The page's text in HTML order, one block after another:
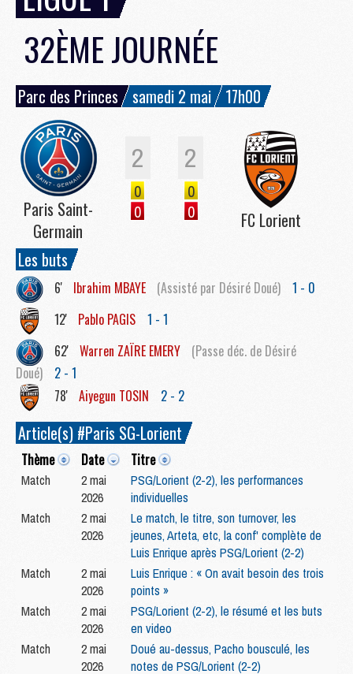
32ÈME JOURNÉE
Parc des Princes samedi 2 mai 17h00
Paris Saint-
Germain
2 2
0
0
0
0
FC Lorient
Les buts
6' Ibrahim MBAYE (Assisté par Désiré Doué)
1 - 0
12'
Pablo PAGIS
1 - 1
62' Warren ZAÏRE EMERY
(Passe déc. de Désiré
Doué)
2 - 1
78' Aiyegun TOSIN 2 - 2
Article(s) #Paris SG-Lorient
Thème Date Titre
Match
2 mai
2026
PSG/Lorient (2-2), les performances
individuelles
Match
2 mai
2026
Le match, le titre, son turnover, les
jeunes, Arteta, etc, la conf' complète de
Luis Enrique après PSG/Lorient (2-2)
Match
2 mai
2026
Luis Enrique : « On avait besoin des trois
points »
Match
2 mai
2026
PSG/Lorient (2-2), le résumé et les buts
en video
Match
2 mai
2026
Doué au-dessus, Pacho bousculé, les
notes de PSG/Lorient (2-2)